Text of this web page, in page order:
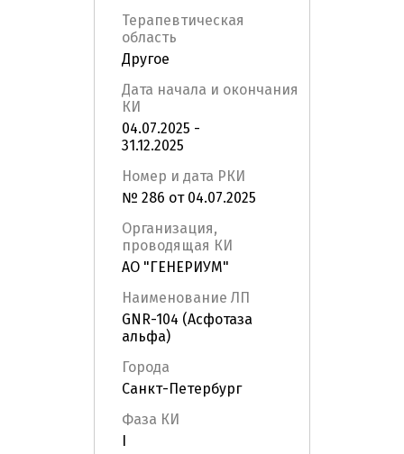
Терапевтическая
область
Другое
Дата начала и окончания
КИ
04.07.2025 -
31.12.2025
Номер и дата РКИ
№ 286 от 04.07.2025
Организация,
проводящая КИ
АО "ГЕНЕРИУМ"
Наименование ЛП
GNR-104 (Асфотаза
альфа)
Города
Санкт-Петербург
Фаза КИ